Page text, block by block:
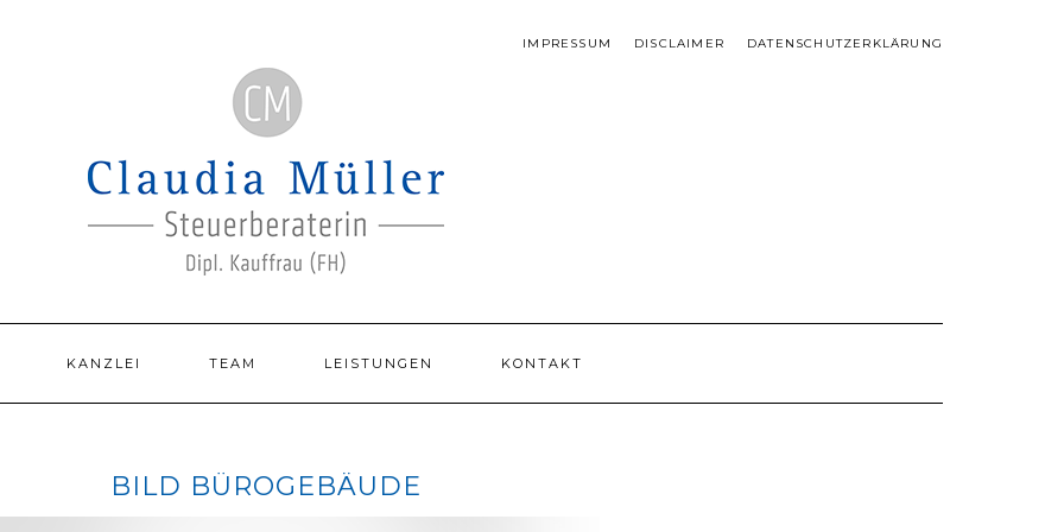
IMPRESSUM DISCLAIMER DATENSCHUTZERKLÄRUNG
KANZLEI TEAM LEISTUNGEN KONTAKT
BILD BÜROGEBÄUDE